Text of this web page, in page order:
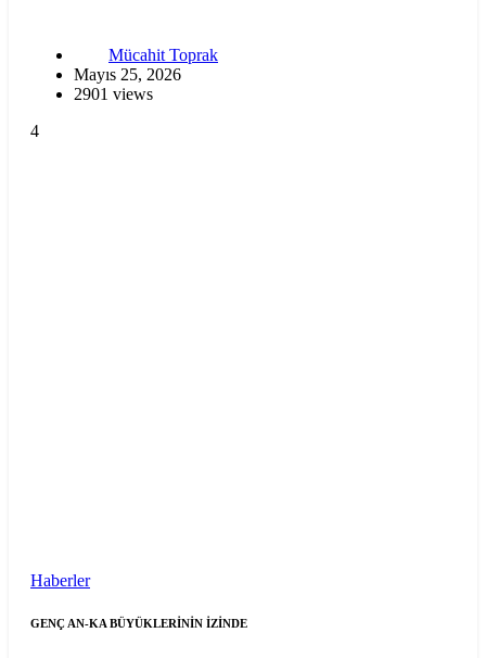
Mücahit Toprak
Mayıs 25, 2026
2901 views
4
Haberler
GENÇ AN-KA BÜYÜKLERİNİN İZİNDE